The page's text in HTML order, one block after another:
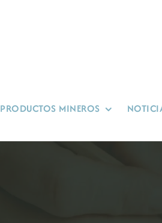
PRODUCTOS MINEROS